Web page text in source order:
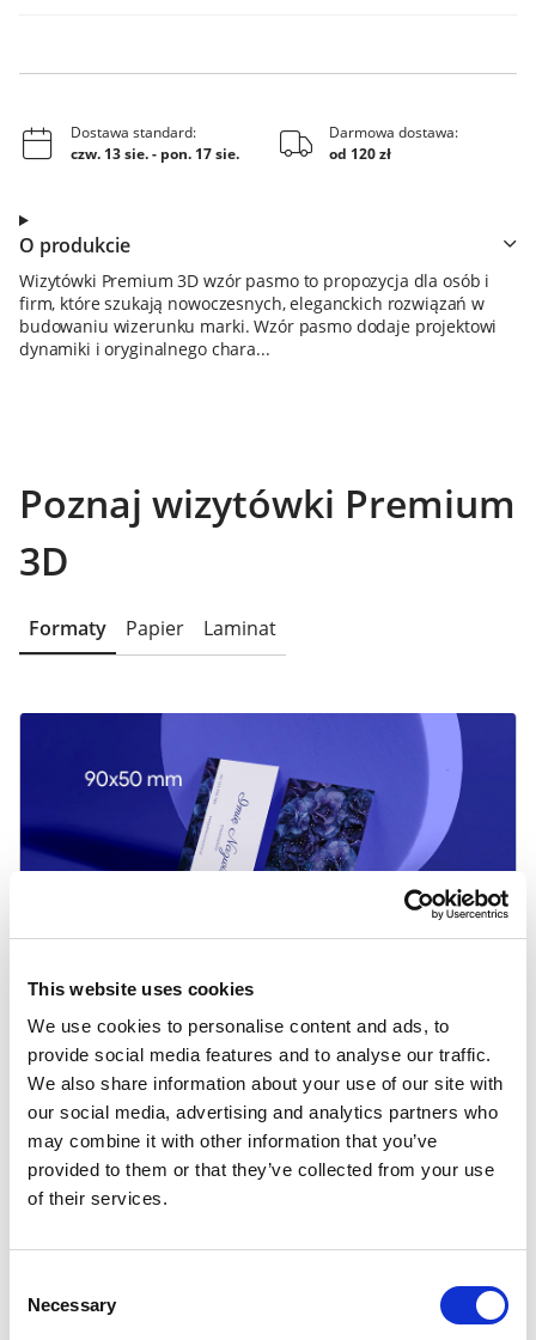
This website uses cookies
We use cookies to personalise content and ads, to
provide social media features and to analyse our traffic.
We also share information about your use of our site with
our social media, advertising and analytics partners who
may combine it with other information that you’ve
provided to them or that they’ve collected from your use
of their services.
Selection
Necessary
Dostawa standard:
czw. 13 sie.- pon. 17 sie.
Darmowa dostawa:
od 120 zł
O produkcie
Wizytówki Premium 3D wzór pasmo to propozycja dla osób i
firm, które szukają nowoczesnych, eleganckich rozwiązań w
budowaniu wizerunku marki. Wzór pasmo dodaje projektowi
dynamiki i oryginalnego chara...
Poznaj wizytówki Premium
3D
Formaty Papier Laminat
Dostępne formaty
wizytówek
Do wyboru masz dwa rozmiary: 90 × 50
oraz 85 × 55. Oba dobrze sprawdzają się w
użyciu — różnią się proporcjami, więc